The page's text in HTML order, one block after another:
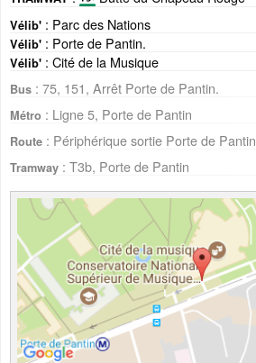
Vélib' : Parc des Nations
Vélib' : Porte de Pantin.
Vélib' : Cité de la Musique
Bus : 75, 151, Arrêt Porte de Pantin.
Métro : Ligne 5, Porte de Pantin
Route : Périphérique sortie Porte de Pantin
Tramway : T3b, Porte de Pantin